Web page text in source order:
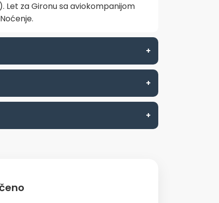
Let za Gironu sa aviokompanijom
+
+
+